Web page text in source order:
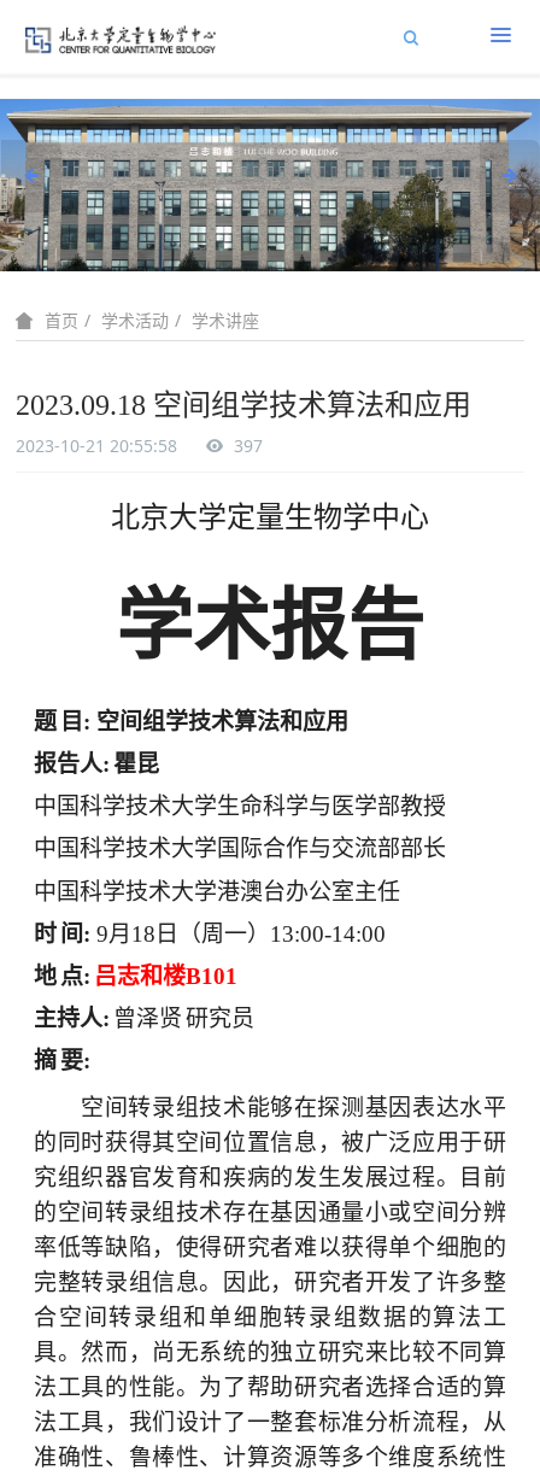
首页 学术活动 学术讲座
2023.09.18 空间组学技术算法和应用
2023-10-21 20:55:58 397
北京大学定量生物学中心
学术报告
题 目 : 空间组学技术算法和应用
报告人:瞿昆
中国科学技术大学生命科学与医学部教授
中国科学技术大学国际合作与交流部部长
中国科学技术大学港澳台办公室主任
时间:9月 18 日（周一） 13:00-14:00
地 点: 吕志和楼B101
主持人: 曾泽贤研究员
摘要:
空间转录组技术能够在探测基因表达水平
的同时获得其空间位置信息，被广泛应用于研
究组织器官发育和疾病的发生发展过程。目前
的空间转录组技术存在基因通量小或空间分辨
率低等缺陷，使得研究者难以获得单个细胞的
完整转录组信息。因此，研究者开发了许多整
合空间转录组和单细胞转录组数据的算法工
具。然而，尚无系统的独立研究来比较不同算
法工具的性能。为了帮助研究者选择合适的算
法工具，我们设计了一整套标准分析流程，从
准确性、鲁棒性、计算资源等多个维度系统性